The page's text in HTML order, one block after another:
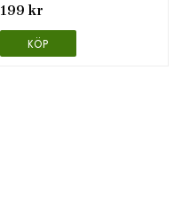
199 kr
KÖP